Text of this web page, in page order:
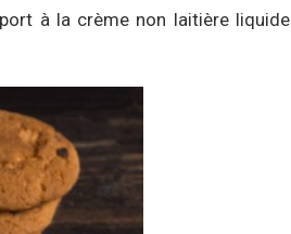
à la crème non laitière liquide